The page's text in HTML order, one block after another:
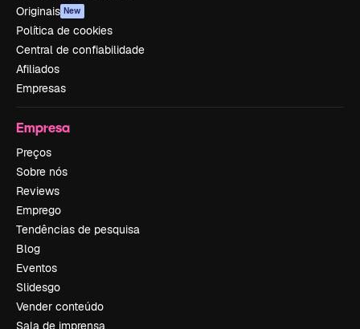
Originais New
Política de cookies
Central de confiabilidade
Afiliados
Empresas
Empresa
Preços
Sobre nós
Reviews
Emprego
Tendências de pesquisa
Blog
Eventos
Slidesgo
Vender conteúdo
Sala de imprensa